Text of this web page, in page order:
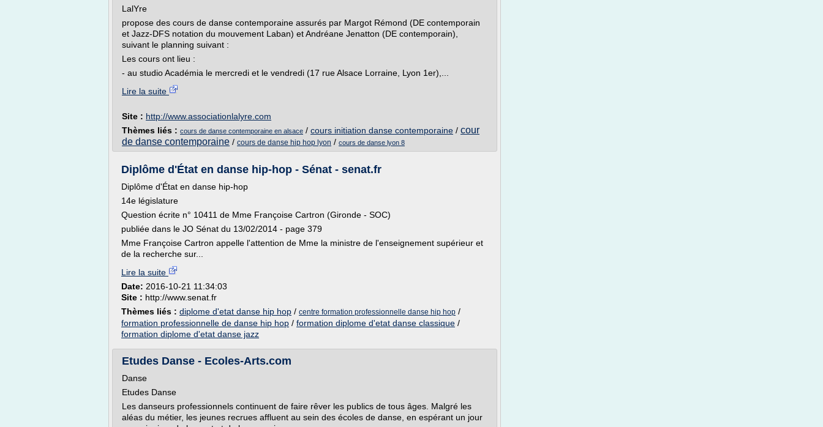
LalYre
propose des cours de danse contemporaine assurés par Margot Rémond (DE contemporain
et Jazz-DFS notation du mouvement Laban) et Andréane Jenatton (DE contemporain),
suivant le planning suivant :
Les cours ont lieu :
- au studio Académia le mercredi et le vendredi (17 rue Alsace Lorraine, Lyon 1er),...
Lire la suite
Site : http://www.associationlalyre.com
Thèmes liés : cours de danse contemporaine en alsace / cours initiation danse contemporaine / cour
de danse contemporaine / cours de danse hip hop lyon / cours de danse lyon 8
Diplôme d'État en danse hip-hop - Sénat - senat.fr
Diplôme d'État en danse hip-hop
14e législature
Question écrite n° 10411 de Mme Françoise Cartron (Gironde - SOC)
publiée dans le JO Sénat du 13/02/2014 - page 379
Mme Françoise Cartron appelle l'attention de Mme la ministre de l'enseignement supérieur et
de la recherche sur...
Lire la suite
Date: 2016-10-21 11:34:03
Site : http://www.senat.fr
Thèmes liés : diplome d'etat danse hip hop / centre formation professionnelle danse hip hop /
formation professionnelle de danse hip hop / formation diplome d'etat danse classique /
formation diplome d'etat danse jazz
Etudes Danse - Ecoles-Arts.com
Danse
Etudes Danse
Les danseurs professionnels continuent de faire rêver les publics de tous âges. Malgré les
aléas du métier, les jeunes recrues affluent au sein des écoles de danse, en espérant un jour